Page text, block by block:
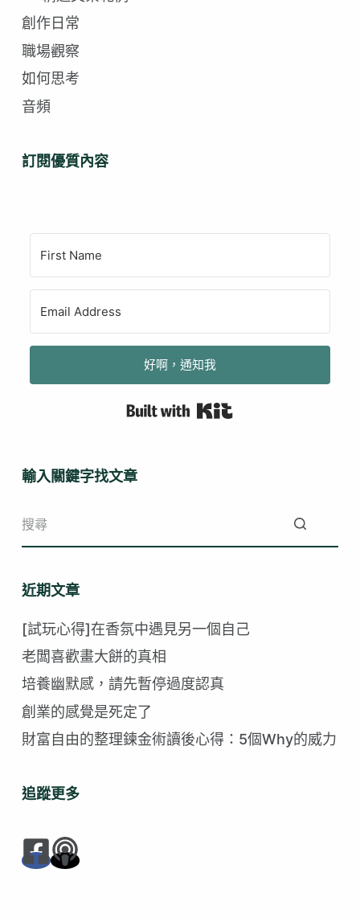
創作日常
職場觀察
如何思考
音頻
訂閱優質內容
好啊，通知我
輸入關鍵字找文章
不
符
合
的
近期文章
[試玩心得]在香氛中遇見另一個自己
老闆喜歡畫大餅的真相
培養幽默感，請先暫停過度認真
創業的感覺是死定了
財富自由的整理鍊金術讀後心得：5個Why的威力
追蹤更多